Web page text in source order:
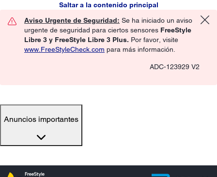
Saltar a la contenido principal
Aviso Urgente de Seguridad: Se ha iniciado un aviso
urgente de seguridad para ciertos sensores FreeStyle
Libre 3 y FreeStyle Libre 3 Plus. Por favor, visite
www.FreeStyleCheck.com para más información.
ADC-123929 V2
Anuncios importantes